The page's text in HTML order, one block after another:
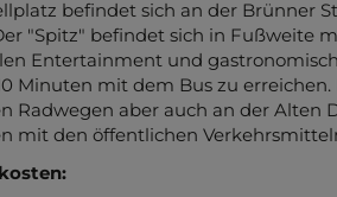
befindet sich an der Brünner
"Spitz" befindet sich in Fußweite
Entertainment und
Minuten mit dem Bus zu
Radwegen aber auch an der Alten
mit den öffentlichen